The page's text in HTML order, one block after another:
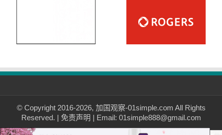
© Copyright 2016-2026, 加国观察-01simple.com All Rights
Reserved. | 免责声明 | Email: 01simple888@gmail.com